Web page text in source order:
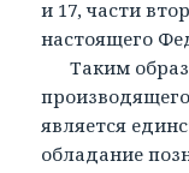
и 17, части
настоящего
Таким
является
обладание